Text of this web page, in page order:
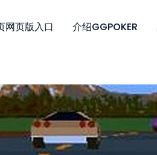
网页版入口 介绍GGPOKER